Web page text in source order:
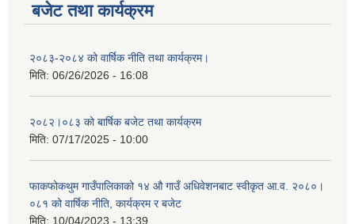
बजेट तथा कार्यक्रम
२०८३-२०८४ को वार्षिक नीति तथा कार्यक्रम।
मिति: 06/26/2026 - 16:08
२०८२।०८३ को बार्षिक बजेट तथा कार्यक्रम
मिति: 07/17/2025 - 10:00
फाकफोकथुम गाउँपालिकाको १४ औ गाउँ अधिवेशनबाट स्वीकृत आ.व. २०८०।
०८१ को वार्षिक नीति, कार्यक्रम र बजेट
मिति: 10/04/2023 - 13:39